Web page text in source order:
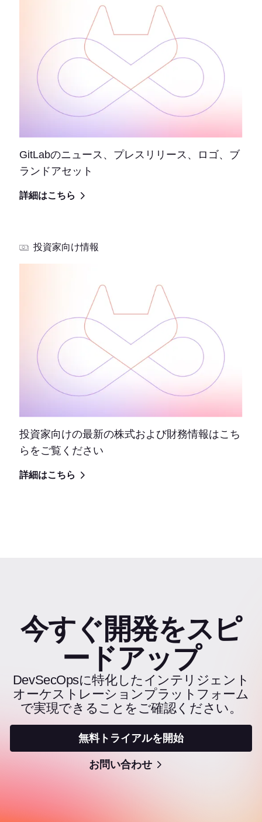
GitLabのニュース、プレスリリース、ロゴ、ブ
ランドアセット
詳細はこちら
投資家向け情報
投資家向けの最新の株式および財務情報はこち
らをご覧ください
詳細はこちら
今すぐ開発をスピ
ードアップ
DevSecOpsに特化したインテリジェント
オーケストレーションプラットフォーム
で実現できることをご確認ください。
無料トライアルを開始
お問い合わせ